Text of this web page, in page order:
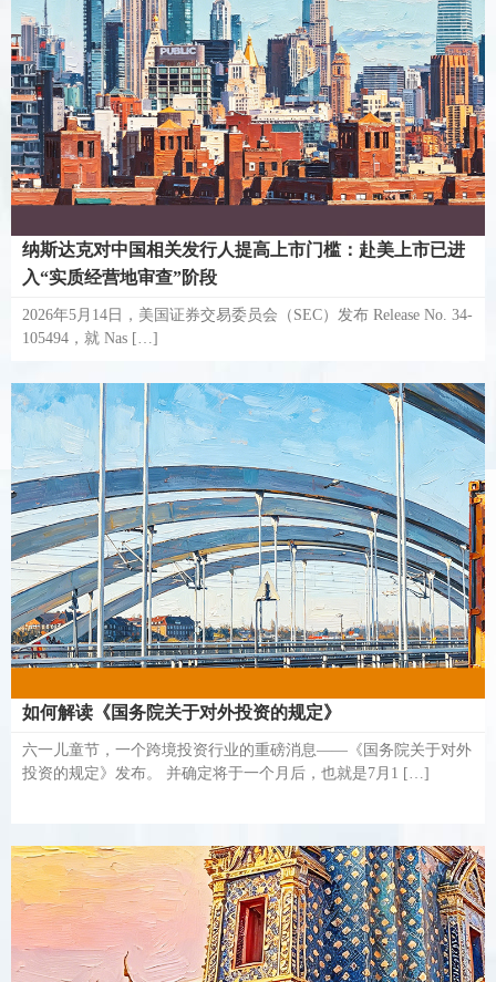
纳斯达克对中国相关发行人提高上市门槛：赴美上市已进
入“实质经营地审查”阶段
2026年5月14日，美国证券交易委员会（SEC）发布 Release No. 34-
105494，就 Nas […]
如何解读《国务院关于对外投资的规定》
六一儿童节，一个跨境投资行业的重磅消息——《国务院关于对外
投资的规定》发布。 并确定将于一个月后，也就是7月1 […]